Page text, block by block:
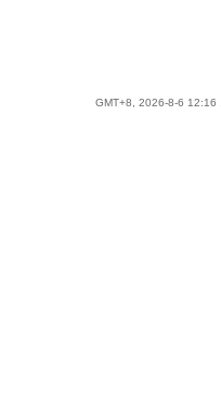
GMT+8, 2026-8-6 12:16